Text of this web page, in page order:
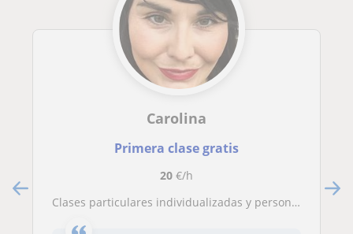
Carolina
Primera clase gratis
20€/h
Clases particulares individualizadas y personalizadas. Competencias clave: Lenguaje y matemáticas